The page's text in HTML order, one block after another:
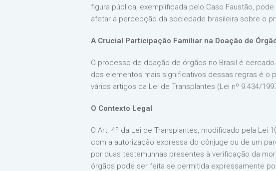
figura pública, exemplificada pelo Caso Faustão,
afetar a percepção da sociedade brasileira sobre o
A Crucial Participação Familiar na Doação de
O processo de doação de órgãos no Brasil é
dos elementos mais significativos dessas regras é o
vários artigos da Lei de Transplantes (Lei nº 9.434/
O Contexto Legal
O Art. 4º da Lei de Transplantes, modificado pela
com a autorização expressa do cônjuge ou de um
por duas testemunhas presentes à verificação da
órgãos pode ser feita se permitida expressamente